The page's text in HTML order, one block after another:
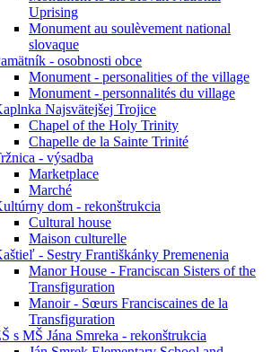
Uprising
Monument au soulèvement national
slovaque
- osobnosti obce
Monument - personalities of the village
Monument - personnalités du village
Najsvätejšej Trojice
Chapel of the Holy Trinity
Chapelle de la Sainte Trinité
- výsadba
Marketplace
Marché
dom - rekonštrukcia
Cultural house
Maison culturelle
- Sestry Františkánky Premenenia
Manor House - Franciscan Sisters of the
Transfiguration
Manoir - Sœurs Franciscaines de la
Transfiguration
s MŠ Jána Smreka - rekonštrukcia